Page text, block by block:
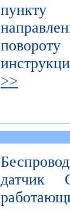
пункту
>>
датчик